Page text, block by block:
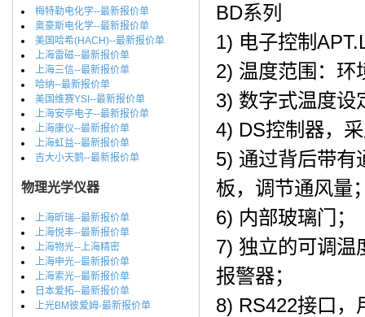
梅特勒电化学--最新报价单
奥豪斯电化学--最新报价单
美国哈希(HACH)--最新报价单
上海雷磁--最新报价单
上海三信--最新报价单
哈纳--最新报价单
美国维赛YSI--最新报价单
上海安亭电子--最新报价单
上海康仪--最新报价单
上海虹益--最新报价单
吉大小天鹅--最新报价单
物理光学仪器
上海昕瑞--最新报价单
上海悦丰--最新报价单
上海物光--上海精密
上海申光--最新报价单
上海索光--最新报价单
日本爱拓--最新报价单
上光BM彼爱姆-最新报价单
BD系列
1) 电子控制
2) 温度范围：
3) 数字式温度
4) DS控制器，
5) 通过背后带有
板，调节通风量
6) 内部玻璃门；
7) 独立的可调温
报警器；
8) RS422接口，